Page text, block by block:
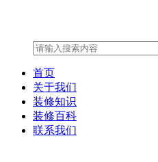
首页
关于我们
装修知识
装修百科
联系我们